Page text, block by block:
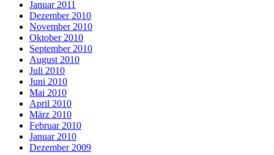
Januar 2011
Dezember 2010
November 2010
Oktober 2010
September 2010
August 2010
Juli 2010
Juni 2010
Mai 2010
April 2010
März 2010
Februar 2010
Januar 2010
Dezember 2009